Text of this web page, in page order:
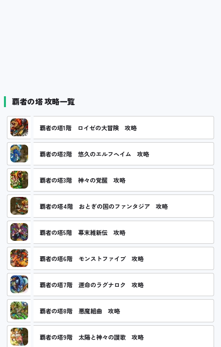
覇者の塔 攻略一覧
覇者の塔1階 ロイゼの大冒険 攻略
覇者の塔2階 悠久のエルフヘイム 攻略
覇者の塔3階 神々の覚醒 攻略
覇者の塔4階 おとぎの国のファンタジア 攻略
覇者の塔5階 幕末維新伝 攻略
覇者の塔6階 モンストファイブ 攻略
覇者の塔7階 運命のラグナロク 攻略
覇者の塔8階 悪魔組曲 攻略
覇者の塔9階 太陽と神々の讃歌 攻略